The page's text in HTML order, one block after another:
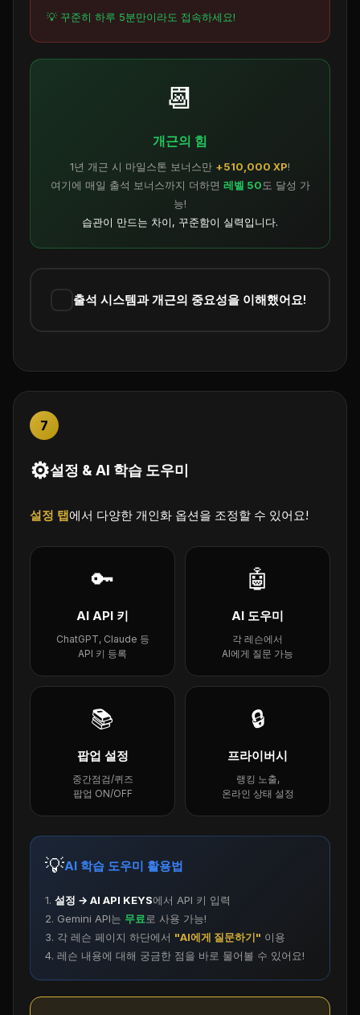
💡 꾸준히 하루 5분만이라도 접속하세요!
📆
개근의 힘
1년 개근 시 마일스톤 보너스만 +510,000 XP!
여기에 매일 출석 보너스까지 더하면 레벨 50도 달성 가
능!
습관이 만드는 차이, 꾸준함이 실력입니다.
출석 시스템과 개근의 중요성을 이해했어요!
7
⚙️설정 & AI 학습 도우미
설정 탭에서 다양한 개인화 옵션을 조정할 수 있어요!
🔑
AI API 키
ChatGPT, Claude 등
API 키 등록
🤖
AI 도우미
각 레슨에서
AI에게 질문 가능
📚
팝업 설정
중간점검/퀴즈
팝업 ON/OFF
🔒
프라이버시
랭킹 노출,
온라인 상태 설정
💡AI 학습 도우미 활용법
1. 설정 → AI API KEYS에서 API 키 입력
2. Gemini API는 무료로 사용 가능!
3. 각 레슨 페이지 하단에서 "AI에게 질문하기" 이용
4. 레슨 내용에 대해 궁금한 점을 바로 물어볼 수 있어요!